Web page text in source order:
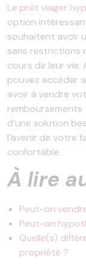
Le prêt viager
option
souhaitent avoir
sans restrictions
cours de leur vie.
pouvez accéder
avoir à vendre
remboursements
d’une solution
l’avenir de votre
confortable.
À lire
Peut-on
Peut-on
Quelle(s)
propriété ?